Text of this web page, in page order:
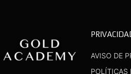
AVISO DE
POLÍTICAS